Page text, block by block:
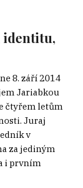
identitu,
8. září 2014
Jariabkou
čtyřem letům
Juraj
v
za jediným
i prvním